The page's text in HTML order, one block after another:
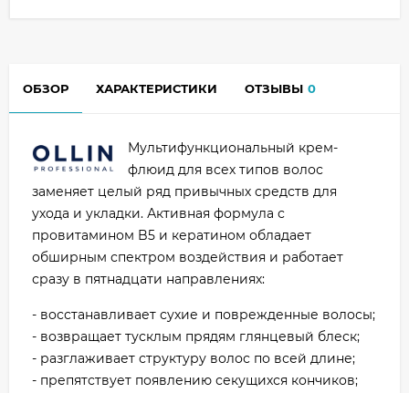
ОБЗОР ХАРАКТЕРИСТИКИ ОТЗЫВЫ 0
Мультифункциональный крем-
флюид для всех типов волос
заменяет целый ряд привычных средств для
ухода и укладки. Активная формула с
провитамином B5 и кератином обладает
обширным спектром воздействия и работает
сразу в пятнадцати направлениях:
- восстанавливает сухие и поврежденные волосы;
- возвращает тусклым прядям глянцевый блеск;
- разглаживает структуру волос по всей длине;
- препятствует появлению секущихся кончиков;